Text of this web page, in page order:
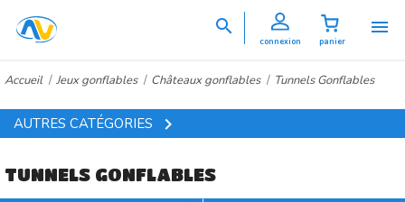

panier
connexion

Accueil Jeux gonflables Châteaux gonflables Tunnels Gonflables
AUTRES CATÉGORIES 
TUNNELS GONFLABLES